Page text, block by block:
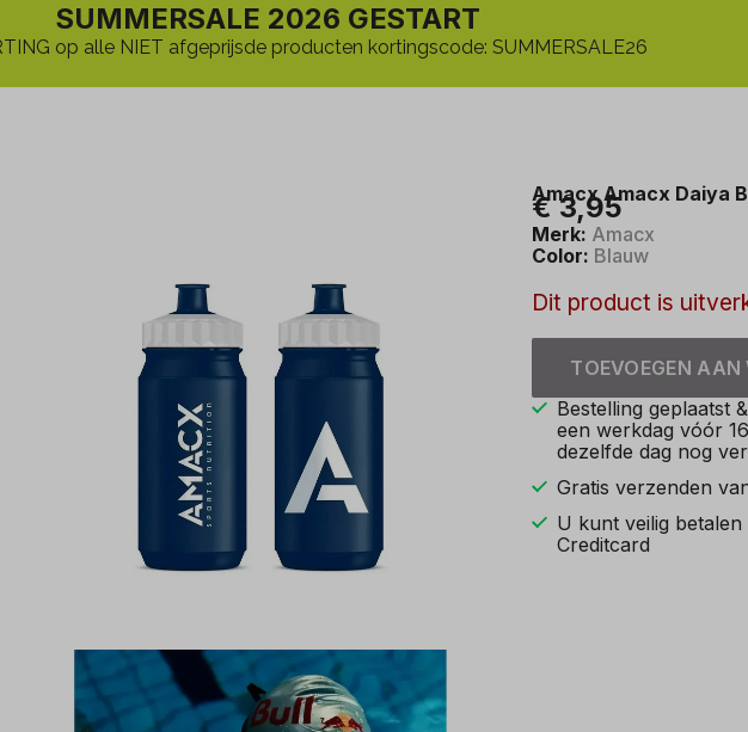
SUMMERSALE 2026 GESTART
op alle NIET afgeprijsde producten kortingscode: SUMMERSALE26
Amacx Amacx Daiya
€ 3,95
Merk: Amacx
Color: Blauw
Dit product is
TOEVOEGEN AAN
Bestelling geplaatst
een werkdag vóór
dezelfde dag nog
Gratis verzenden
U kunt veilig
Creditcard